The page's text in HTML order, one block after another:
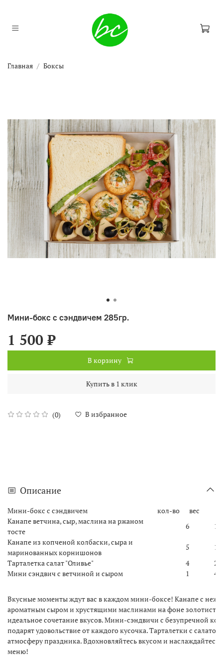
Главная Боксы
Мини-бокс с сэндвичем 285гр.
(0) В избранное
1 500 ₽
В корзину
Купить в 1 клик
Описание
Мини-бокс с сэндвичем кол-во
вес
Канапе ветчина, сыр, маслина на ржаном
тосте
6
15
Канапе из копченой колбаски, сыра и
маринованных корнишонов
5
15
Тарталетка салат "Оливье"
4
20
Мини сэндвич с ветчиной и сыром
1 40
Вкусные моменты ждут вас в каждом мини-боксе! Канапе с
ароматным сыром и хрустящими маслинами на фоне
идеальное сочетание вкусов. Мини-сэндвичи с безупречной
подарят удовольствие от каждого кусочка. Тарталетки с
атмосферу праздника. Вдохновляйтесь вкусом и
меню!